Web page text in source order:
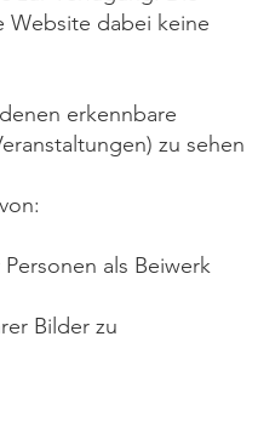
Website dabei keine
erkennbare
zu sehen
als Beiwerk
Bilder zu